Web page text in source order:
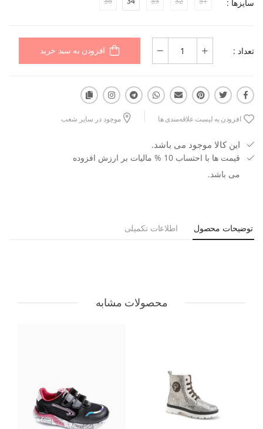
سایزها :
تعداد : افزودن به سبد خرید
افزودن به لیست علاقه‌مندی ها موجود در سایر شعب
این کالا موجود می باشد.
قیمت ها با احتساب 10 % مالیات بر ارزش افزوده
می باشد.
توضیحات محصول اطلاعات تکمیلی
محصولات مشابه